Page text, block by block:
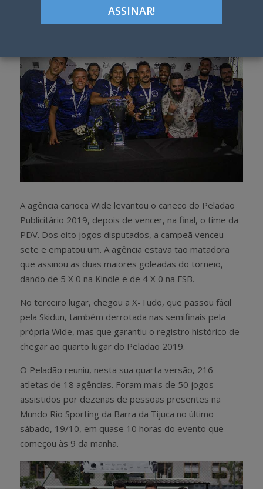
A agência carioca Wide levantou o caneco do Peladão
Publicitário 2019, depois de vencer, na final, o time da
PDV. Dos oito jogos disputados, a campeã venceu
sete e empatou um. A agência estava tão matadora
que assinou as duas maiores goleadas do torneio,
dando de 5 X 0 na Kindle e de 4 X 0 na FSB.
No terceiro lugar, chegou a X-Tudo, que passou fácil
pela Skidun, também derrotada nas semifinais pela
própria Wide, mas que garantiu o registro histórico de
chegar ao quarto lugar do Peladão 2019.
O Peladão reuniu, nesta sua quarta versão, 216
atletas de 18 agências. Foram mais de 50 jogos
assistidos por dezenas de pessoas presentes na
Mundo Rio Sporting da Barra da Tijuca no último
sábado, 19/10, em quase 10 horas do evento que
começou às 9 da manhã.